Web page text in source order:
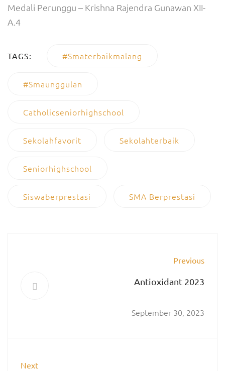
Medali Perunggu – Krishna Rajendra Gunawan XII-
A.4
TAGS: #smaterbaikmalang
#smaunggulan
Catholicseniorhighschool
Sekolahfavorit Sekolahterbaik
Seniorhighschool
Siswaberprestasi SMA Berprestasi
Previous
Antioxidant 2023
September 30, 2023
Next